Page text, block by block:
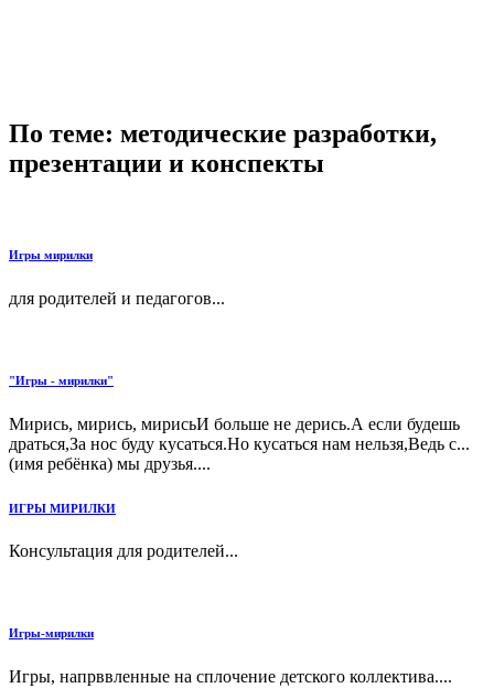
По теме: методические разработки,
презентации и конспекты
Игры мирилки
для родителей и педагогов...
"Игры - мирилки"
Мирись, мирись, мирисьИ больше не дерись.А если будешь
драться,За нос буду кусаться.Но кусаться нам нельзя,Ведь с...
(имя ребёнка) мы друзья....
ИГРЫ МИРИЛКИ
Консультация для родителей...
Игры-мирилки
Игры, напрввленные на сплочение детского коллектива....